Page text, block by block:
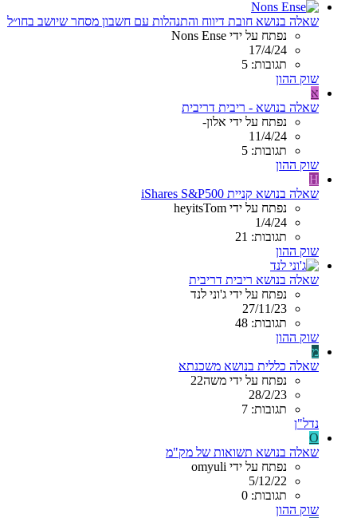
שאלה בנושא חובת דיווח והתנהלות עם חשבון מסחר שיושב בחו״ל
נפתח על ידי Nons Ense
17/4/24
תגובות: 5
שוק ההון
א
שאלה בנושא - ריבית דריבית
נפתח על ידי אלון-
11/4/24
תגובות: 5
שוק ההון
H
שאלה בנושא קניית iShares S&P500
נפתח על ידי heyitsTom
1/4/24
תגובות: 21
שוק ההון
שאלה בנושא ריבית דריבית
נפתח על ידי ג'וני לנד
27/11/23
תגובות: 48
שוק ההון
מ
שאלה כללית בנושא משכנתא
נפתח על ידי משה22
28/2/23
תגובות: 7
נדל"ן
O
שאלה בנושא תשואות של מק"מ
נפתח על ידי omyuli
5/12/22
תגובות: 0
שוק ההון